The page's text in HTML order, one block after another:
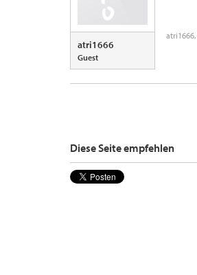
atri1666
Guest
atri1666,
Diese Seite empfehlen